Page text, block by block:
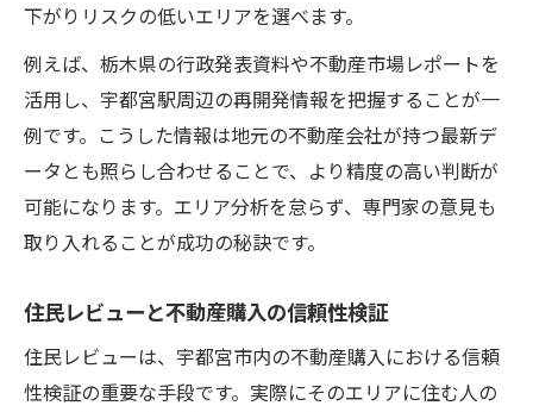
下がりリスクの低いエリアを選べます。
例えば、栃木県の行政発表資料や不動産市場レポートを
活用し、宇都宮駅周辺の再開発情報を把握することが一
例です。こうした情報は地元の不動産会社が持つ最新デ
ータとも照らし合わせることで、より精度の高い判断が
可能になります。エリア分析を怠らず、専門家の意見も
取り入れることが成功の秘訣です。
住民レビューと不動産購入の信頼性検証
住民レビューは、宇都宮市内の不動産購入における信頼
性検証の重要な手段です。実際にそのエリアに住む人の